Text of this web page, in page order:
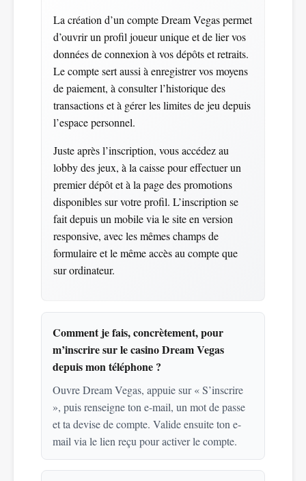
La création d’un compte Dream Vegas permet
d’ouvrir un profil joueur unique et de lier vos
données de connexion à vos dépôts et retraits.
Le compte sert aussi à enregistrer vos moyens
de paiement, à consulter l’historique des
transactions et à gérer les limites de jeu depuis
l’espace personnel.
Juste après l’inscription, vous accédez au
lobby des jeux, à la caisse pour effectuer un
premier dépôt et à la page des promotions
disponibles sur votre profil. L’inscription se
fait depuis un mobile via le site en version
responsive, avec les mêmes champs de
formulaire et le même accès au compte que
sur ordinateur.
Comment je fais, concrètement, pour
m’inscrire sur le casino Dream Vegas
depuis mon téléphone ?
Ouvre Dream Vegas, appuie sur « S’inscrire
», puis renseigne ton e-mail, un mot de passe
et ta devise de compte. Valide ensuite ton e-
mail via le lien reçu pour activer le compte.